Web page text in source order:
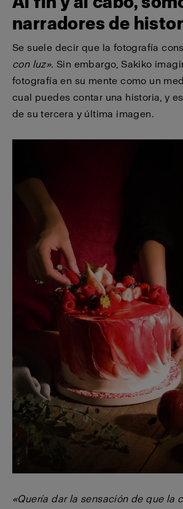
narradores de
Se suele decir que la fotografía
con luz». Sin embargo, Sakiko
fotografía en su mente como un
cual puedes contar una historia, y
de su tercera y última imagen.
«Quería dar la sensación de que la